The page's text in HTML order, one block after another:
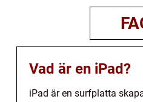
Vad är en iPad?
iPad är en surfplatta